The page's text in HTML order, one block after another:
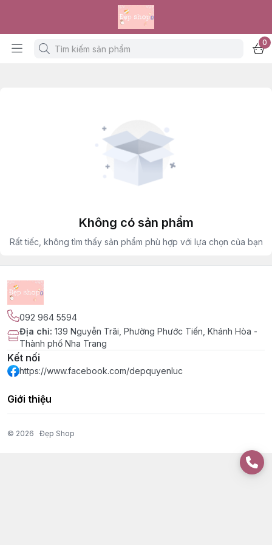
0
Không có sản phẩm
Rất tiếc, không tìm thấy sản phẩm phù hợp với lựa chọn của bạn
092 964 5594
Địa chỉ: 139 Nguyễn Trãi, Phường Phước Tiến, Khánh Hòa -
Thành phố Nha Trang
Kết nối
https://www.facebook.com/depquyenluc
Giới thiệu
© 2026 Đẹp Shop